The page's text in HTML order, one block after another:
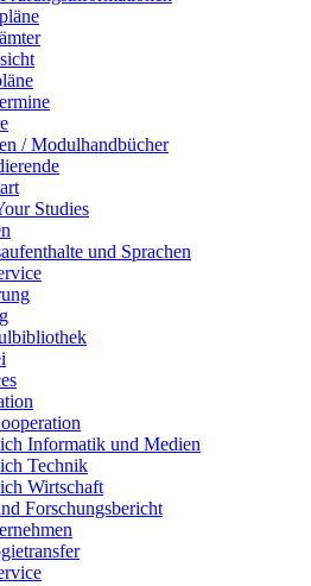
/ Modulhandbücher
Studies
und Sprachen
Informatik und Medien
Technik
Wirtschaft
Forschungsbericht